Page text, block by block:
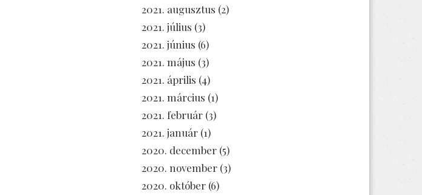
2021. augusztus (2)
2021. július (3)
2021. június (6)
2021. május (3)
2021. április (4)
2021. március (1)
2021. február (3)
2021. január (1)
2020. december (5)
2020. november (3)
2020. október (6)